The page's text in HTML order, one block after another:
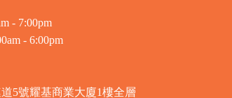
- 7:00pm
- 6:00pm
5號耀基商業大廈1樓全層